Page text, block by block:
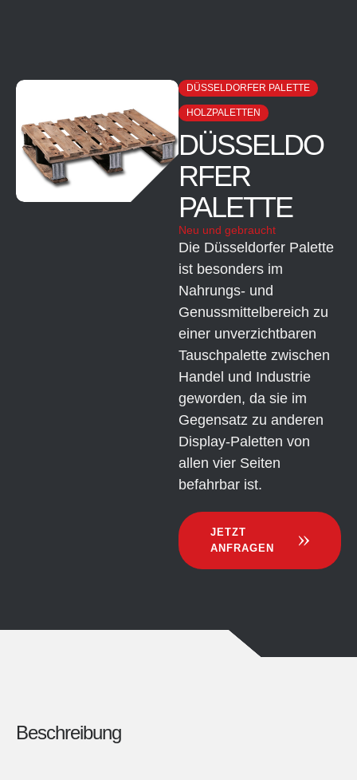
DÜSSELDORFER PALETTE
HOLZPALETTEN
DÜSSELDO
RFER
PALETTE
Neu und gebraucht
Die Düsseldorfer Palette
ist besonders im
Nahrungs- und
Genussmittelbereich zu
einer unverzichtbaren
Tauschpalette zwischen
Handel und Industrie
geworden, da sie im
Gegensatz zu anderen
Display-Paletten von
allen vier Seiten
befahrbar ist.
JETZT
ANFRAGEN
Beschreibung